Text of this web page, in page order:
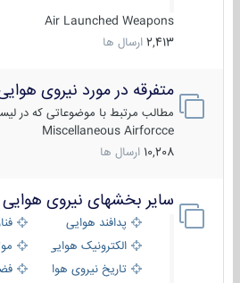
Air Launched Weapons
2,413 ارسال ها
متفرقه در مورد نیروی هوایی
مطالب مرتبط با موضوعاتی که در
Miscellaneous Airforcce
10,208 ارسال ها
سایر بخشهای نیروی هوایی
پدافند هوایی
الکترونیک هوایی
تاریخ نیروی هوایی
فضا